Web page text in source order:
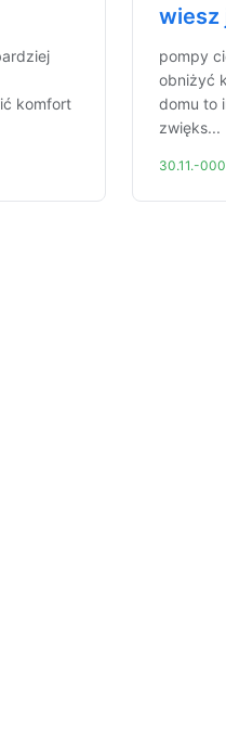
komfort
wiesz
pompy
obniżyć
domu to
zwięks...
30.11.-